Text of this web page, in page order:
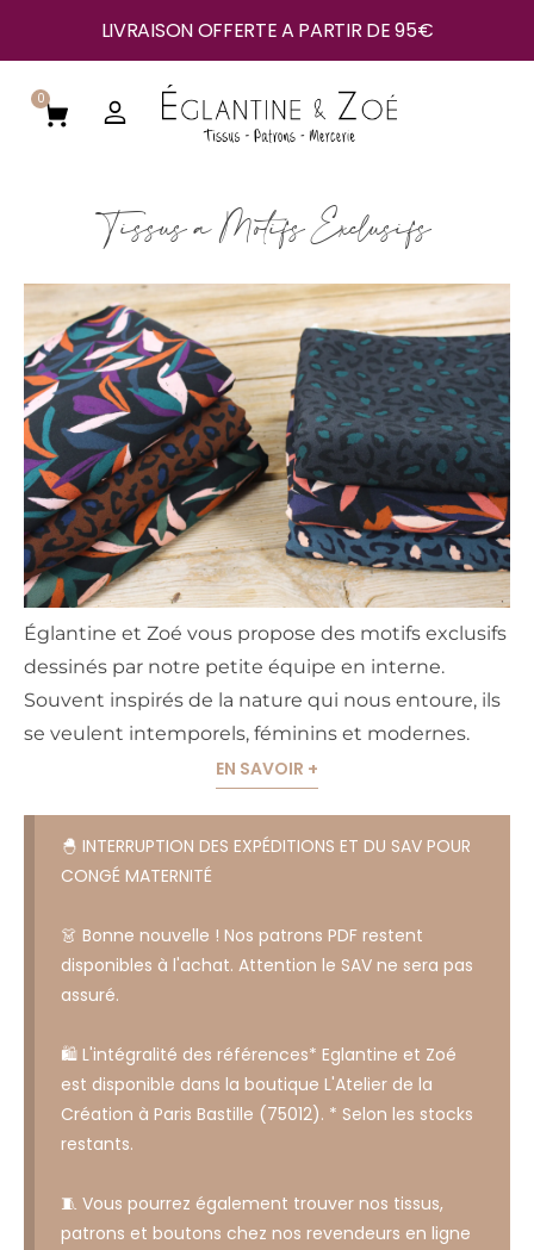
LIVRAISON OFFERTE A PARTIR DE 95€
0
Tissus à Motifs Exclusifs
Églantine et Zoé vous propose des motifs exclusifs
dessinés par notre petite équipe en interne.
Souvent inspirés de la nature qui nous entoure, ils
se veulent intemporels, féminins et modernes.
EN SAVOIR +
🐣 INTERRUPTION DES EXPÉDITIONS ET DU SAV POUR
CONGÉ MATERNITÉ
👗 Bonne nouvelle ! Nos patrons PDF restent
disponibles à l'achat. Attention le SAV ne sera pas
assuré.
🛍️ L'intégralité des références* Eglantine et Zoé
est disponible dans la boutique L'Atelier de la
Création à Paris Bastille (75012). * Selon les stocks
restants.
🧵 Vous pourrez également trouver nos tissus,
patrons et boutons chez nos revendeurs en ligne